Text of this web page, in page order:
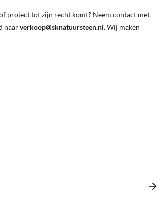
project tot zijn recht komt? Neem contact met
naarverkoop@sknatuursteen.nl. Wij maken